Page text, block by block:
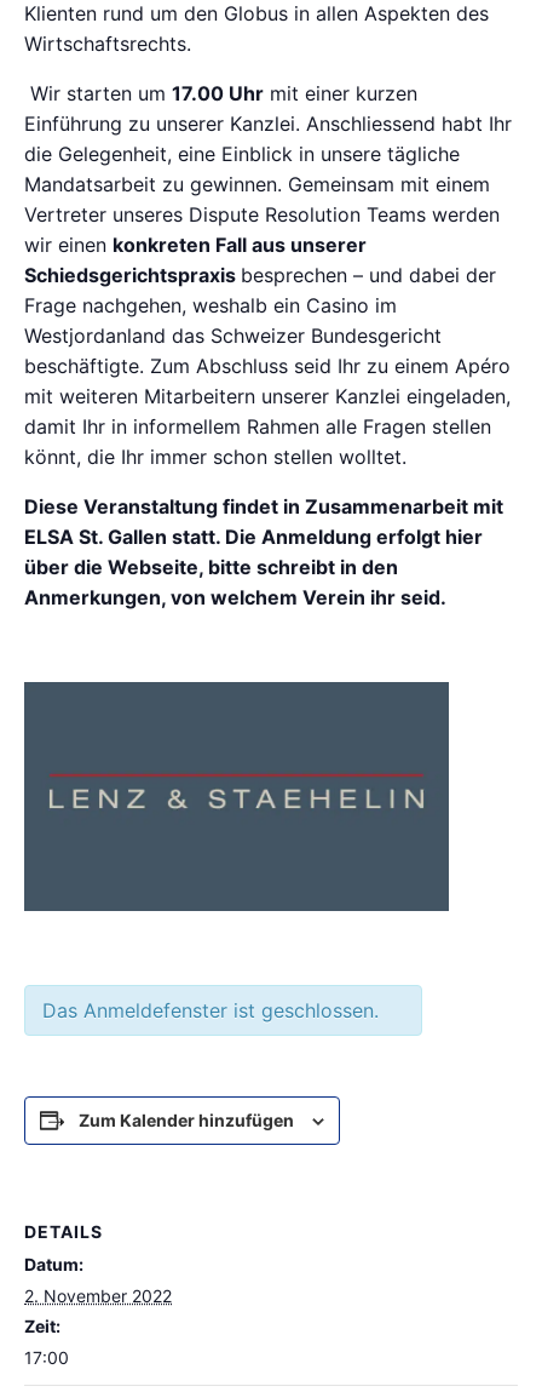
Klienten rund um den Globus in allen Aspekten des
Wirtschaftsrechts.
Wir starten um 17.00 Uhr mit einer kurzen
Einführung zu unserer Kanzlei. Anschliessend habt Ihr
die Gelegenheit, eine Einblick in unsere tägliche
Mandatsarbeit zu gewinnen. Gemeinsam mit einem
Vertreter unseres Dispute Resolution Teams werden
wir einen konkreten Fall aus unserer
Schiedsgerichtspraxis besprechen – und dabei der
Frage nachgehen, weshalb ein Casino im
Westjordanland das Schweizer Bundesgericht
beschäftigte. Zum Abschluss seid Ihr zu einem Apéro
mit weiteren Mitarbeitern unserer Kanzlei eingeladen,
damit Ihr in informellem Rahmen alle Fragen stellen
könnt, die Ihr immer schon stellen wolltet.
Diese Veranstaltung findet in Zusammenarbeit mit
ELSA St. Gallen statt. Die Anmeldung erfolgt hier
über die Webseite, bitte schreibt in den
Anmerkungen, von welchem Verein ihr seid.
Das Anmeldefenster ist geschlossen.
Zum Kalender hinzufügen
DETAILS
Datum:
2. November 2022
Zeit:
17:00